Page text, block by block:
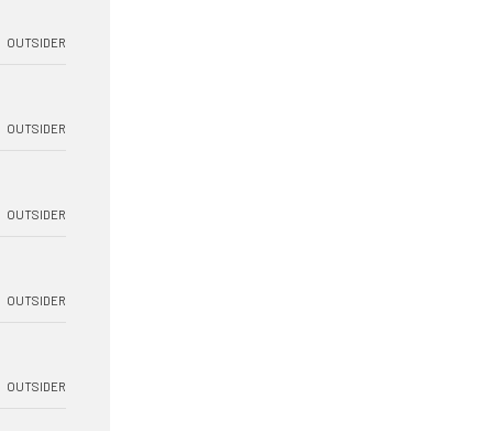
OUTSIDER
OUTSIDER
OUTSIDER
OUTSIDER
OUTSIDER